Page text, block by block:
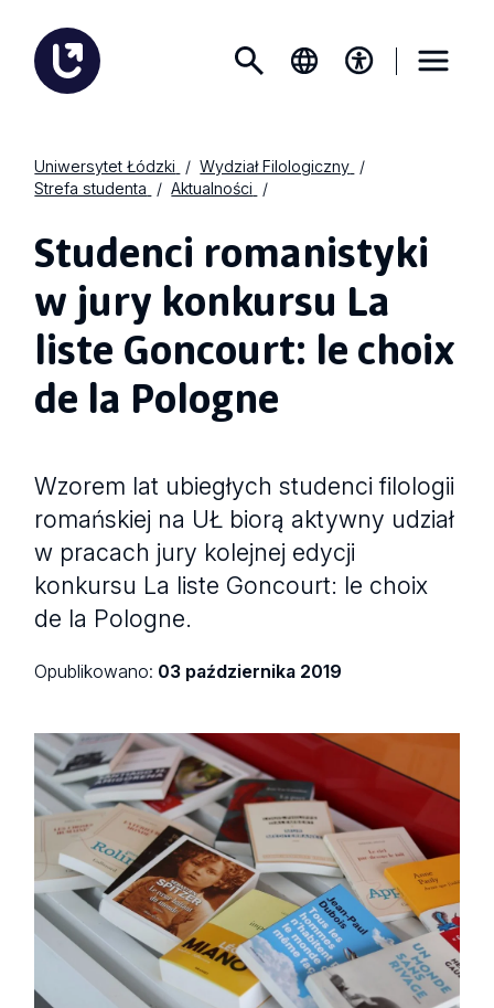
Uniwersytet Łódzki
Wydział Filologiczny
Strefa studenta
Aktualności
Studenci romanistyki
w jury konkursu La
liste Goncourt: le choix
de la Pologne
Wzorem lat ubiegłych studenci filologii
romańskiej na UŁ biorą aktywny udział
w pracach jury kolejnej edycji
konkursu La liste Goncourt: le choix
de la Pologne.
Opublikowano: 03 października 2019